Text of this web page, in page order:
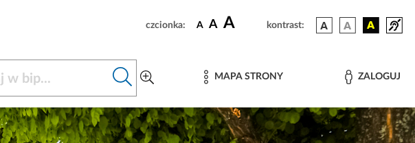
czcionka: A A A kontrast:
MAPA STRONY ZALOGUJ